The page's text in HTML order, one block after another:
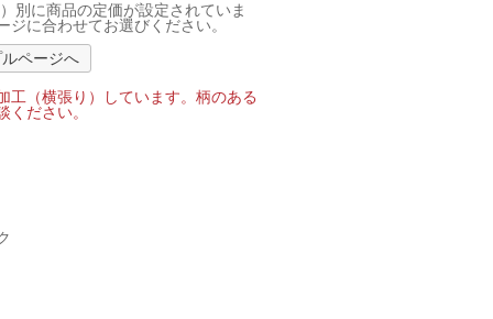
別に商品の定価が設定されていま
ジに合わせてお選びください。
ページへ
（横張り）しています。柄のある
ください。